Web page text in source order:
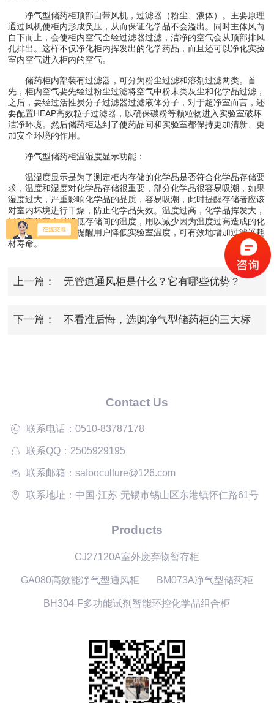
净气型储药柜顶部自带风机，过滤器（粉尘、液体）。主要原理
通过风机使柜内形成负压，从而保证化学品不会溢出。同时主体风向
自下而上，会使柜内空气全经过滤器过滤，洁净的空气会从顶部排风
孔排出。这样不仅净化柜内挥发出的化学药品，而且还可以净化实验
室内空气进入柜内的空气。
储药柜内部装有过滤器，可分为粉尘过滤和溶剂过滤两类。首
先，柜内空气要先经过粉尘过滤将空气中粉末类灰尘和化学品过滤，
之后，要经过活性炭分子过滤器过滤液体分子，对于超净室而言，还
要配置HEAP高效粒子过滤器，以确保碳粉等颗粒物进入实验室破坏
洁净环境。然后储药柜达到了使药品间和实验室都保持更加清新、更
加安全环境的作用。
净气型储药柜温湿度显示功能：
温湿度显示是为了测定柜内存储的化学品是否符合化学品存储要
求，温度和湿度对化学品存储很重要，部分化学品很容易吸潮，如果
湿度过大，严重影响化学品的品质，容易吸潮，此时提醒存储者应该
对室内坏境进行干燥，防止化学品失效。温度过高，化学品挥发大，
提醒实验室人员降低存储间的温度，用以减少因为温度过高造成的化
学品挥发量过大，提醒用户降低实验室温度，可有效地增加过滤器耗
材寿命。
上一篇： 无管道通风柜是什么？它有哪些优势？
下一篇： 不看准后悔，选购净气型储药柜的三大标
Contact Us
联系电话：0510-83787178
联系QQ：2505929195
联系邮箱：safooculture@126.com
联系地址：中国·江苏·无锡市锡山区东港镇怀仁路61号
Products
CJ27120A室外废弃物暂存柜
GA080高效能净气型通风柜 BM073A净气型储药柜
BH304-F多功能试剂智能环控化学品组合柜